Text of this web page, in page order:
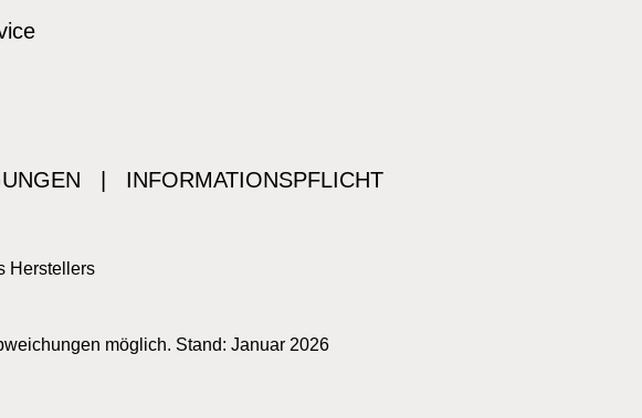
INFORMATIONSPFLICHT
Herstellers
möglich. Stand: Januar 2026